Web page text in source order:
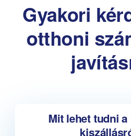
Gyakori
otthoni
Mit lehet tudni